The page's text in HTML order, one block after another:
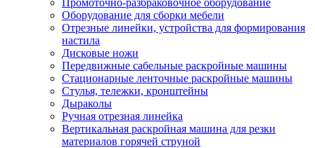
Оборудование для сборки мебели
Отрезные линейки, устройства для формирования
настила
Дисковые ножи
Передвижные сабельные раскройные машины
Стационарные ленточные раскройные машины
Стулья, тележки, кронштейны
Дыраколы
Ручная отрезная линейка
Вертикальная раскройная машина для резки
материалов горячей струной